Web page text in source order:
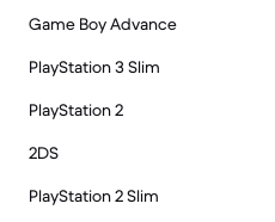
Game Boy Advance
PlayStation 3 Slim
PlayStation 2
2DS
PlayStation 2 Slim